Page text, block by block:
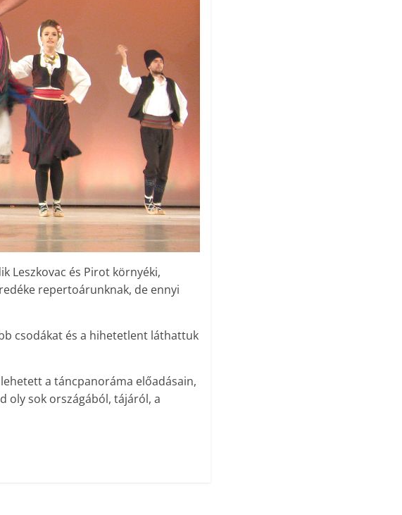
Leszkovac és Pirot környéki,
repertoárunknak, de ennyi
csodákat és a hihetetlent láthattuk
a táncpanoráma előadásain,
oly sok országából, tájáról, a